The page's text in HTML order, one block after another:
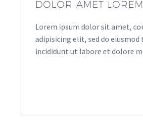
DOLOR AMET
Lorem ipsum dolor sit amet,
adipisicing elit, sed do
incididunt ut labore et dolore